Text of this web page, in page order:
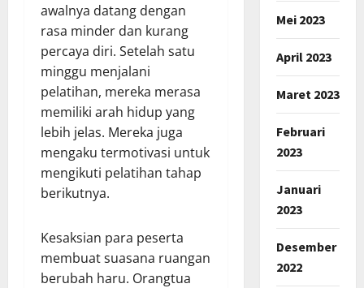
awalnya datang dengan
rasa minder dan kurang
percaya diri. Setelah satu
minggu menjalani
pelatihan, mereka merasa
memiliki arah hidup yang
lebih jelas. Mereka juga
mengaku termotivasi untuk
mengikuti pelatihan tahap
berikutnya.
Kesaksian para peserta
membuat suasana ruangan
berubah haru. Orangtua
Mei 2023
April 2023
Maret 2023
Februari
2023
Januari
2023
Desember
2022